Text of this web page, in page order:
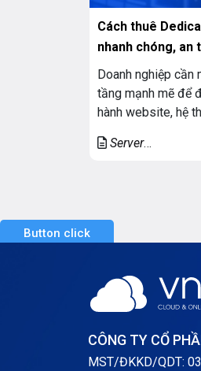
Cách thuê
nhanh chóng, an
Doanh nghiệp cần
tầng mạnh mẽ để
hành website, hệ
hay thương mại
– […]
Server
Button click
CÔNG TY CỔ
MST/ĐKKD/QDT: